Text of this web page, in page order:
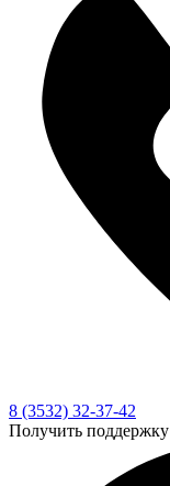
8 (3532) 32-37-42
Получить поддержку